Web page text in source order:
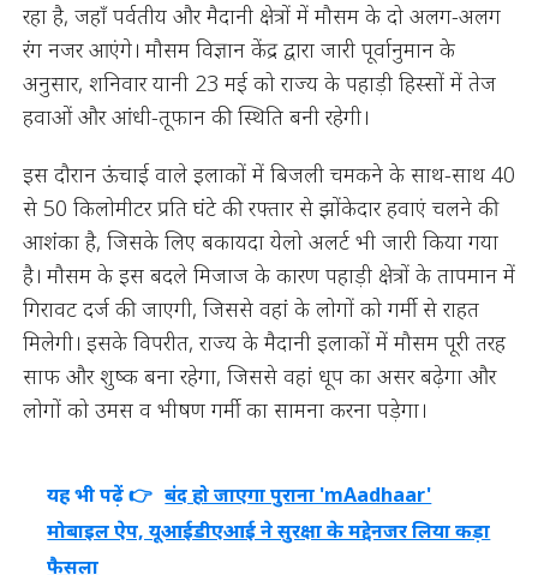
रहा है, जहाँ पर्वतीय और मैदानी क्षेत्रों में मौसम के दो अलग-अलग
रंग नजर आएंगे। मौसम विज्ञान केंद्र द्वारा जारी पूर्वानुमान के
अनुसार, शनिवार यानी 23 मई को राज्य के पहाड़ी हिस्सों में तेज
हवाओं और आंधी-तूफान की स्थिति बनी रहेगी।
इस दौरान ऊंचाई वाले इलाकों में बिजली चमकने के साथ-साथ 40
से 50 किलोमीटर प्रति घंटे की रफ्तार से झोंकेदार हवाएं चलने की
आशंका है, जिसके लिए बकायदा येलो अलर्ट भी जारी किया गया
है। मौसम के इस बदले मिजाज के कारण पहाड़ी क्षेत्रों के तापमान में
गिरावट दर्ज की जाएगी, जिससे वहां के लोगों को गर्मी से राहत
मिलेगी। इसके विपरीत, राज्य के मैदानी इलाकों में मौसम पूरी तरह
साफ और शुष्क बना रहेगा, जिससे वहां धूप का असर बढ़ेगा और
लोगों को उमस व भीषण गर्मी का सामना करना पड़ेगा।
यह भी पढ़ें 👉 बंद हो जाएगा पुराना 'mAadhaar'
मोबाइल ऐप, यूआईडीएआई ने सुरक्षा के मद्देनजर लिया कड़ा
फैसला